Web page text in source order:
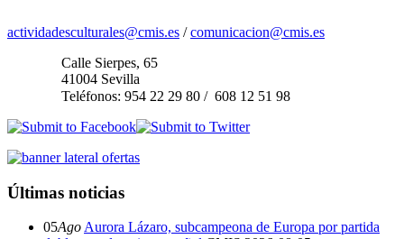
actividadesculturales@cmis.es /comunicacion@cmis.es
Calle Sierpes, 65
41004 Sevilla
Teléfonos: 954 22 29 80 / 608 12 51 98
Últimas noticias
05Ago Aurora Lázaro, subcampeona de Europa por partida